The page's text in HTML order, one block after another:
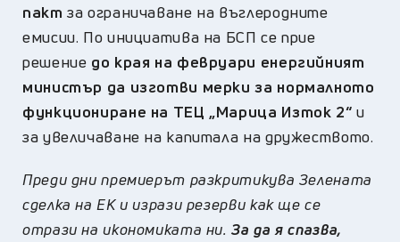
пакт за ограничаване на въглеродните
емисии. По инициатива на БСП се прие
решение до края на февруари енергийният
министър да изготви мерки за нормалното
функциониране на ТЕЦ „Марица Изток 2“ и
за увеличаване на капитала на дружеството.
Преди дни премиерът разкритикува Зелената
сделка на ЕК и изрази резерви как ще се
отрази на икономиката ни.За да я спазва,